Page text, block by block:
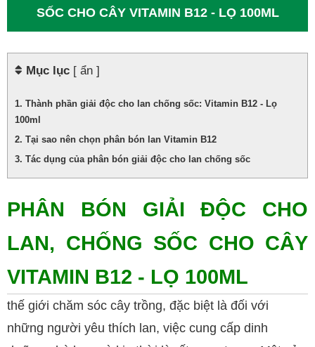
SỐC CHO CÂY VITAMIN B12 - LỌ 100ML
Mục lục [ ẩn ]
Thành phần giải độc cho lan chống sốc: Vitamin B12 - Lọ
100ml
Tại sao nên chọn phân bón lan Vitamin B12
Tác dụng của phân bón giải độc cho lan chống sốc
PHÂN BÓN GIẢI ĐỘC CHO
LAN, CHỐNG SỐC CHO CÂY
VITAMIN B12 - LỌ 100ML
thế giới chăm sóc cây trồng, đặc biệt là đối với
những người yêu thích lan, việc cung cấp dinh